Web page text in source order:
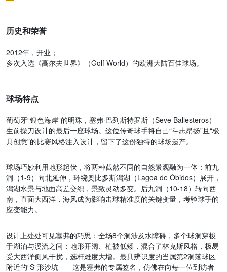
历史和荣誉
2012年，开业；
多次入选《高尔夫世界》（Golf World）的欧洲大陆百佳球场。
球场特点
葡萄牙“银色海岸”的明珠，塞弗·巴列斯特罗斯（Seve Ballesteros）
生前操刀设计的最后一座球场。这位传奇球手将自己“斗志昂扬”且“极
具创意”的比赛风格注入设计，留下了这份独特的球场遗产。
球场巧妙利用地形起伏，将两种截然不同的自然景观融为一体：前九
洞（1-9）向北延伸，环绕奥比多斯潟湖（Lagoa de Óbidos）展开，
潟湖水景与地面高差交织，景致灵动多变。后九洞（10-18）转向西
南，直面大西洋，海风成为影响击球精准度的关键变量，考验球手的
应变能力。
设计上处处可见塞弗的巧思：全场8个洞涉及水障碍，多个球洞穿梭
于湖泊与溪流之间；地形开阔、植被低矮，混合了林克斯风格，极易
受大西洋侧风干扰，选杆难度大增。最具辨识度的当属第2洞落球区
附近的“S”形沙坑——这是塞弗的专属签名，仿佛在向每一位到访者